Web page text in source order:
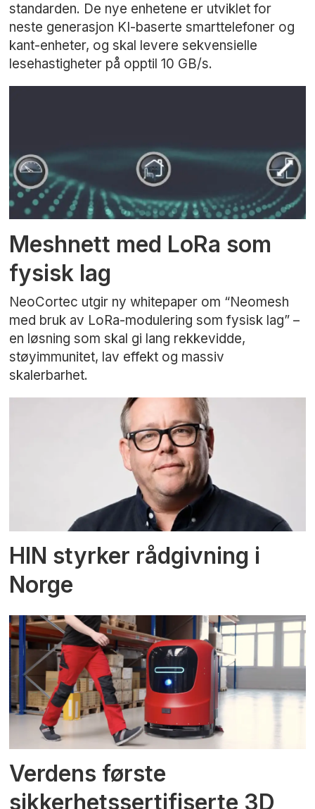
standarden. De nye enhetene er utviklet for
neste generasjon KI-baserte smarttelefoner og
kant-enheter, og skal levere sekvensielle
lesehastigheter på opptil 10 GB/s.
Meshnett med LoRa som
fysisk lag
NeoCortec utgir ny whitepaper om “Neomesh
med bruk av LoRa-modulering som fysisk lag” –
en løsning som skal gi lang rekkevidde,
støyimmunitet, lav effekt og massiv
skalerbarhet.
HIN styrker rådgivning i
Norge
Verdens første
sikkerhetssertifiserte 3D